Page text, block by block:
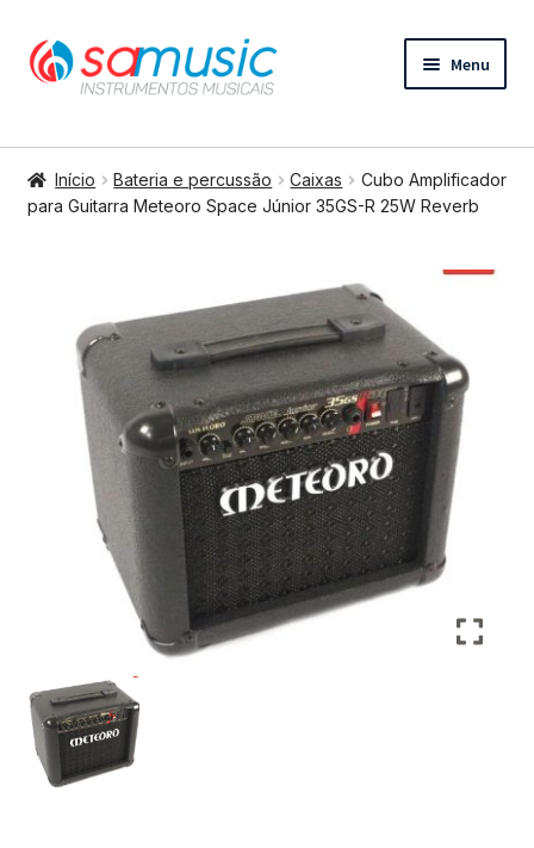
Pular
para
Pular
para
conteúdo
Menu
Instrumentos de cordas
menu
Bateria e percussão
Áudio e Tecnologia
Início Bateria e percussão Caixas
Cubo Amplificador
para Guitarra Meteoro Space Júnior 35GS-R 25W Reverb